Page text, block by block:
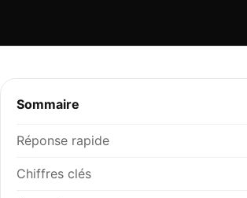
Sommaire
Réponse rapide
Chiffres clés